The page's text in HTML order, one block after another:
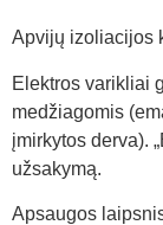
Apvijų izoliacijos
Elektros varikliai
medžiagomis
įmirkytos derva).
užsakymą.
Apsaugos